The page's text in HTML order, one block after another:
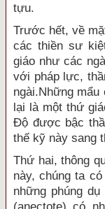
tựu.
Trước hết, về
các thiền sư
giáo như các
với pháp lực,
ngài.Những
lại là một thứ
Ðộ được bậc
thế kỹ này sang
Thứ hai, thông
này, chúng ta
những phúng